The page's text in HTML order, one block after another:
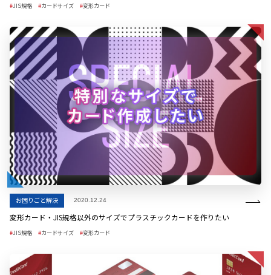
JIS規格 カードサイズ 変形カード
お困りごと解決 2020.12.24
変形カード・JIS規格以外のサイズでプラスチックカードを作りたい
JIS規格 カードサイズ 変形カード